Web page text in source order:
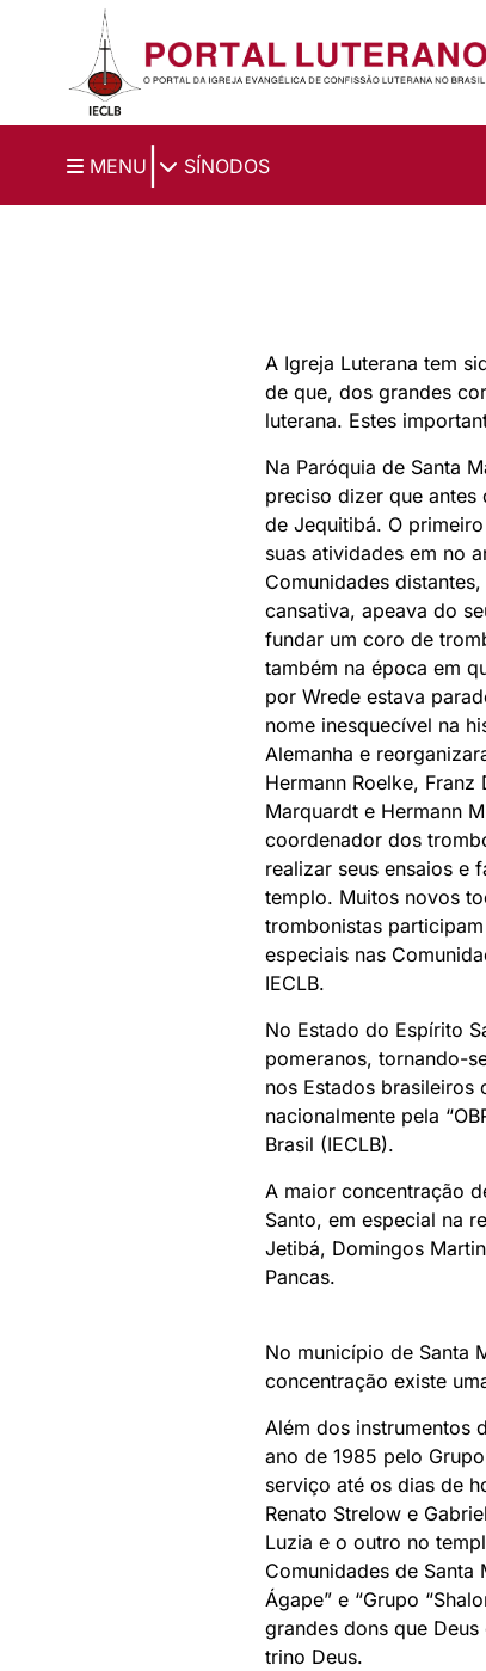
Ir para o conteúdo principal
MENU SÍNODOS
A Igreja Luterana tem
de que, dos grandes
luterana. Estes
Na Paróquia de Santa
preciso dizer que antes
de Jequitibá. O
suas atividades em no
Comunidades
cansativa, apeava do
fundar um coro de
também na época em
por Wrede estava
nome inesquecível na
Alemanha e
Hermann Roelke,
Marquardt e Hermann
coordenador dos
realizar seus ensaios e
templo. Muitos novos
trombonistas
especiais nas
IECLB.
No Estado do Espírito
pomeranos, tornando-
nos Estados brasileiros
nacionalmente pela
Brasil (IECLB).
A maior concentração
Santo, em especial na
Jetibá, Domingos
Pancas.
No município de Santa
concentração existe
Além dos instrumentos
ano de 1985 pelo
serviço até os dias de
Renato Strelow e
Luzia e o outro no
Comunidades de Santa
Ágape” e “Grupo
grandes dons que
trino Deus.